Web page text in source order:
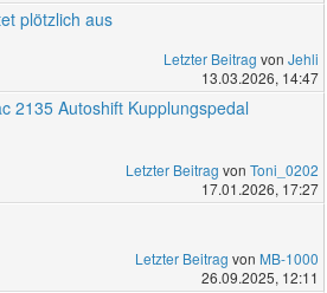
plötzlich aus
Letzter Beitrag von Jehli
13.03.2026, 14:47
2135 Autoshift Kupplungspedal
Letzter Beitrag von Toni_0202
17.01.2026, 17:27
Letzter Beitrag von MB-1000
26.09.2025, 12:11